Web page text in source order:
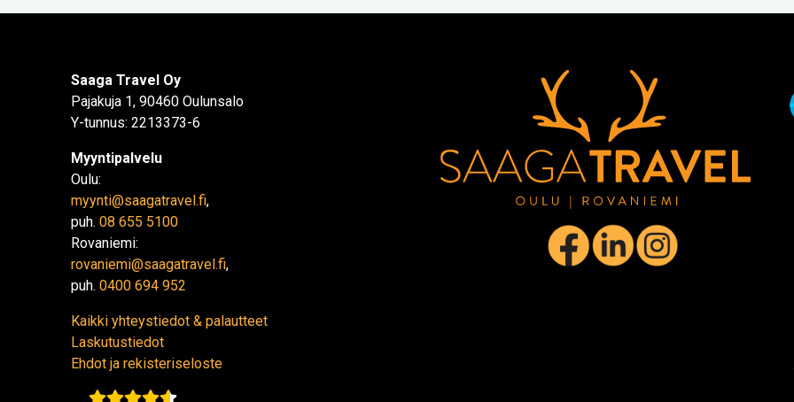
Saaga Travel Oy
Pajakuja 1, 90460 Oulunsalo
Y-tunnus: 2213373-6
Myyntipalvelu
Oulu:
myynti@saagatravel.fi,
puh. 08 655 5100
Rovaniemi:
rovaniemi@saagatravel.fi,
puh. 0400 694 952
Kaikki yhteystiedot & palautteet
Laskutustiedot
Ehdot ja rekisteriseloste